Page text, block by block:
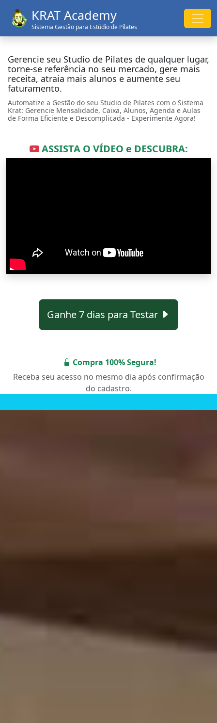
KRAT Academy
Sistema Gestão para Estúdio de Pilates
Gerencie seu Studio de Pilates de qualquer lugar,
torne-se referência no seu mercado, gere mais
receita, atraia mais alunos e aumente seu
faturamento.
Automatize a Gestão do seu Studio de Pilates com o Sistema
Krat: Gerencie Mensalidade, Caixa, Alunos, Agenda e Aulas
de Forma Eficiente e Descomplicada - Experimente Agora!
ASSISTA O VÍDEO e DESCUBRA:
Ganhe 7 dias para Testar
Compra 100% Segura!
Receba seu acesso no mesmo dia após confirmação
do cadastro.